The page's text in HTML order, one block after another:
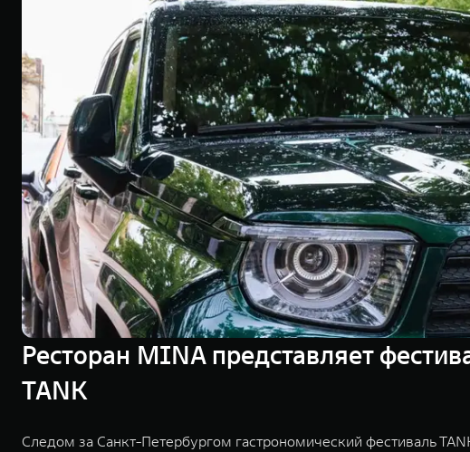
Ресторан MINA представляет
TANK
Следом за Санкт-Петербургом гастрономический фестиваль